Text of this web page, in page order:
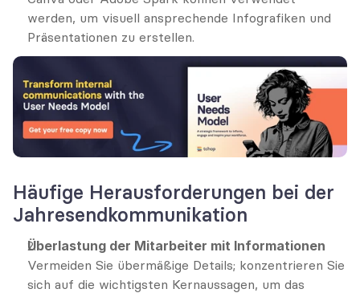
werden, um visuell ansprechende Infografiken und
Präsentationen zu erstellen.
Häufige Herausforderungen bei der
Jahresendkommunikation
Überlastung der Mitarbeiter mit Informationen
Vermeiden Sie übermäßige Details; konzentrieren Sie
sich auf die wichtigsten Kernaussagen, um das